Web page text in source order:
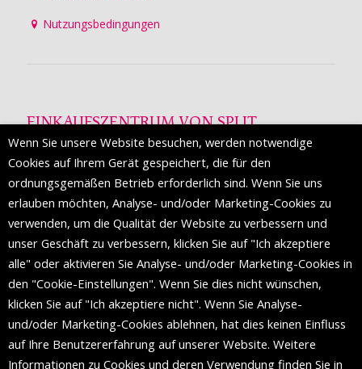
Nutzungsbedingungen
EINKAUFSZENTRUM VON SPLIT
Die Mall of Split
ist ein prestigeträchtiges Einkaufsziel mit
etwa 200 Einzelhandelsmarken und einer Reihe von
Weltmodemarken, die zum ersten Mal in Split erscheinen.
FOLGEN SIE UNS
Wenn Sie unsere Website besuchen, werden notwendige
Cookies auf Ihrem Gerät gespeichert, die für den
ordnungsgemäßen Betrieb erforderlich sind. Wenn Sie uns
erlauben möchten, Analyse- und/oder Marketing-Cookies zu
verwenden, um die Qualität der Website zu verbessern und
unser Geschäft zu verbessern, klicken Sie auf "Ich akzeptiere
alle" oder aktivieren Sie Analyse- und/oder Marketing-Cookies in
den "Cookie-Einstellungen". Wenn Sie dies nicht wünschen,
klicken Sie auf "Ich akzeptiere nicht". Wenn Sie Analyse-
und/oder Marketing-Cookies ablehnen, hat dies keinen Einfluss
auf Ihre Benutzererfahrung auf unserer Website. Weitere
Informationen zu Cookies und deren Verwendung finden Sie in